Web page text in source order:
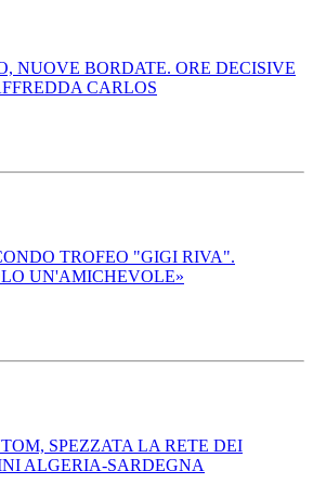
NUOVE BORDATE. ORE DECISIVE
CARLOS
TROFEO "GIGI RIVA".
UN'AMICHEVOLE»
SPEZZATA LA RETE DEI
ALGERIA-SARDEGNA